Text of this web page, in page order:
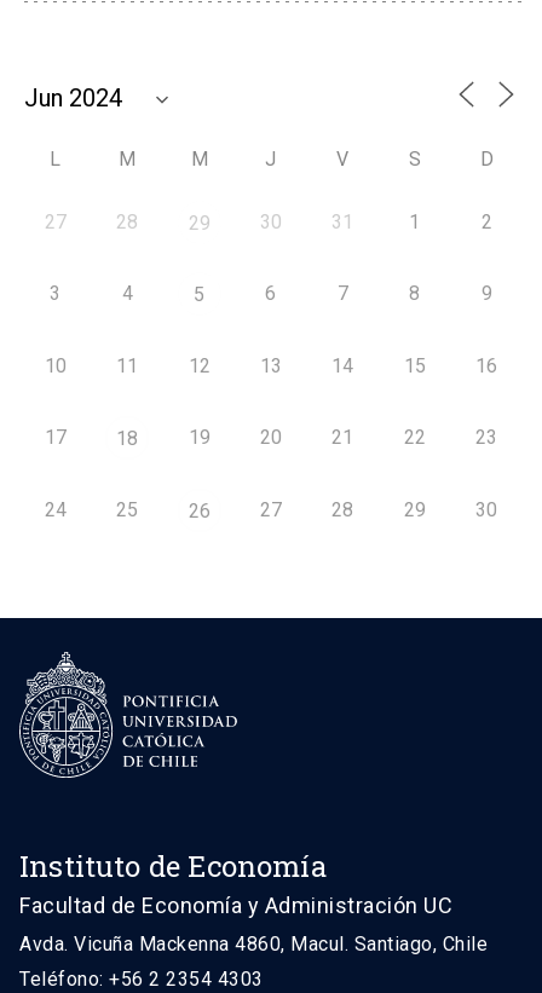
L M M J V S D
27 28 29 30 31 1 2
3 4 5 6 7 8 9
10 11 12 13 14 15 16
17 18 19 20 21 22 23
24 25 26 27 28 29 30
Instituto de Economía
Facultad de Economía y Administración UC
Avda. Vicuña Mackenna 4860, Macul. Santiago, Chile
Teléfono: +56 2 2354 4303